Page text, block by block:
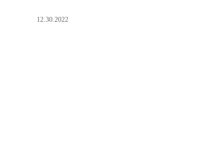
12.30.2022